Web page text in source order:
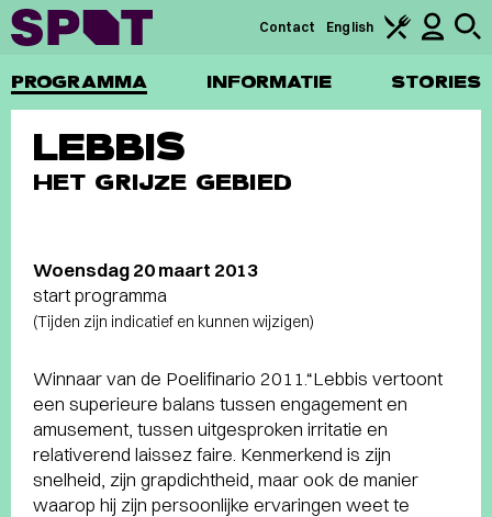
PROGRAMMA INFORMATIE STORIES
Contact English
LEBBIS
HET GRIJZE GEBIED
Woensdag 20 maart 2013
start programma
(Tijden zijn indicatief en kunnen wijzigen)
Winnaar van de Poelifinario 2011.“Lebbis vertoont
een superieure balans tussen engagement en
amusement, tussen uitgesproken irritatie en
relativerend laissez faire. Kenmerkend is zijn
snelheid, zijn grapdichtheid, maar ook de manier
waarop hij zijn persoonlijke ervaringen weet te